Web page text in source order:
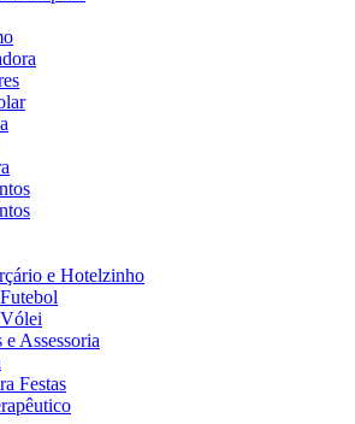
e Hotelzinho
Assessoria
Festas